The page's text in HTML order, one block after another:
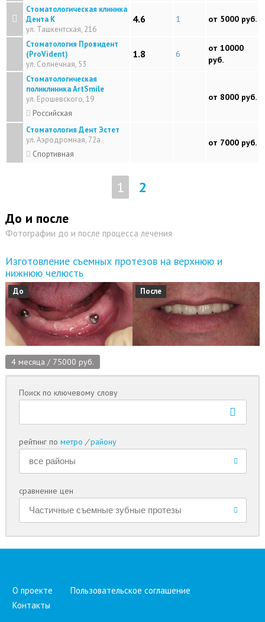
Стоматологическая клиника
Дента К
ул. Ташкентская, 216
4.6 1 от 5000 руб.
Стоматология Провидент
(ProVident)
ул. Солнечная, 53
1.8 6
от 10000
руб.
Стоматологическая
поликлиника ArtSmile
ул. Ерошевского, 19
Российская
от 8000 руб.
Стоматология Дент Эстет
ул. Аэродромная, 72а
Спортивная
от 7000 руб.
1 2
До и после
Фотографии до и после процесса лечения
Изготовление съемных протезов на верхнюю и
нижнюю челюсть
До После
4 месяца / 75000 руб.
Поиск по ключевому слову
рейтинг пометро / району
сравнение цен
О проекте
Пользовательское соглашение
Контакты